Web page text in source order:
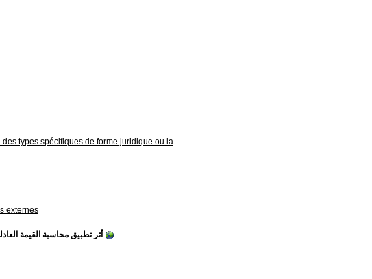
types spécifiques de forme juridique ou la
externes
أثر تطبيق محاسبة القيمة